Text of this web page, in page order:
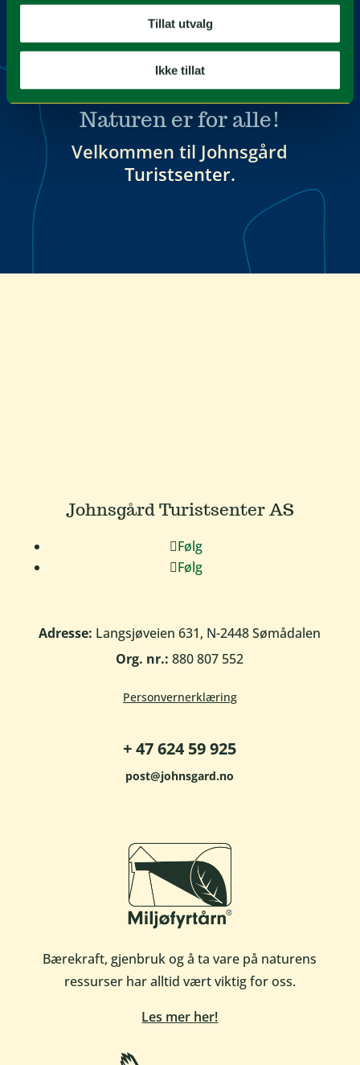
Tillat utvalg
Ikke tillat
Naturen er for alle!
Velkommen til Johnsgård
Turistsenter.
Johnsgård Turistsenter AS
Følg
Følg
Adresse: Langsjøveien 631, N-2448 Sømådalen
Org. nr.: 880 807 552
Personvernerklæring
+ 47 624 59 925
post@johnsgard.no
Bærekraft, gjenbruk og å ta vare på naturens
ressurser har alltid vært viktig for oss.
Les mer her!